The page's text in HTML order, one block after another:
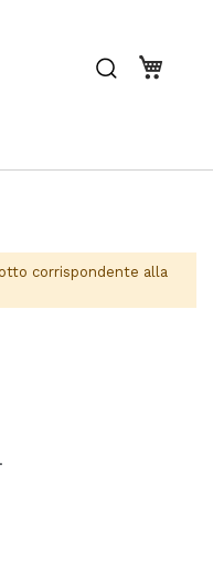
Search
corrispondente alla